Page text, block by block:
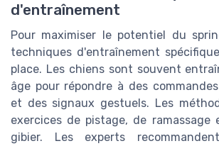
d'entraînement
Pour maximiser le potentiel du
techniques d'entraînement
place. Les chiens sont souvent
âge pour répondre à des
et des signaux gestuels. Les
exercices de pistage, de
gibier. Les experts